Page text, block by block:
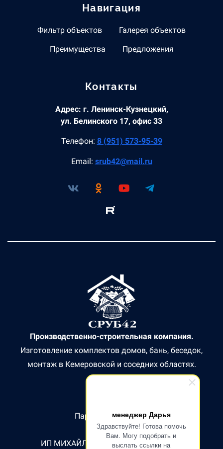
менеджер Дарья
Здравствуйте! Готова помочь
Вам. Могу подобрать и
выслать ссылки на
Навигация
Фильтр объектов
Галерея объектов
Преимущества
Предложения
Контакты
Адрес: г. Ленинск-Кузнецкий,
ул. Белинского 17, офис 33
Телефон: 8 (951) 573-95-39
Email: srub42@mail.ru
Производственно-строительная компания.
Изготовление комплектов домов, бань, беседок,
монтаж в Кемеровской и соседних областях.
Партнер СБЕР БАНК
ИП МИХАЙЛОВ СЕРГЕЙ ВИКТОРОВИЧ